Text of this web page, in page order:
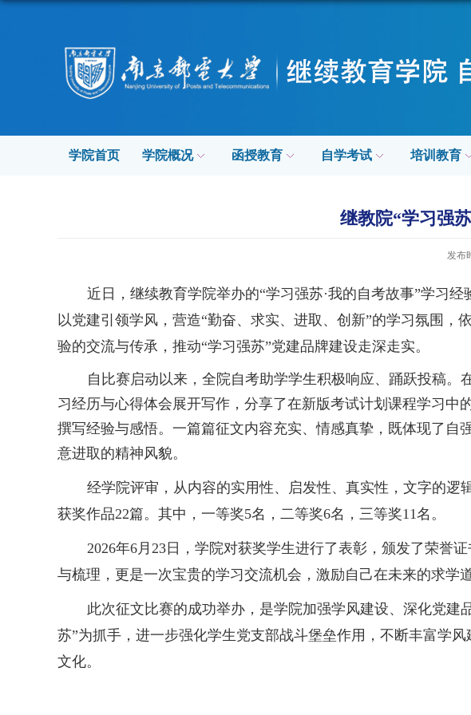
学院首页 学院概况 函授教育 自学考试 培训教育
继教院“学习强
发布
近日，继续教育学院举办的“学习强苏·我的自考故事”学习经
以党建引领学风，营造“勤奋、求实、进取、创新”的学习氛围，
验的交流与传承，推动“学习强苏”党建品牌建设走深走实。
自比赛启动以来，全院自考助学学生积极响应、踊跃投稿
习经历与心得体会展开写作，分享了在新版考试计划课程学习
撰写经验与感悟。一篇篇征文内容充实、情感真挚，既体现了
意进取的精神风貌。
经学院评审，从内容的实用性、启发性、真实性，文字的
获奖作品22篇。其中，一等奖5名，二等奖6名，三等奖11名。
2026年6月 23 日，学院对获奖学生进行了表彰，颁发了荣誉
与梳理，更是一次宝贵的学习交流机会，激励自己在未来的求学
此次征文比赛的成功举办，是学院加强学风建设、深化党建
苏”为抓手，进一步强化学生党支部战斗堡垒作用，不断丰富学
文化。